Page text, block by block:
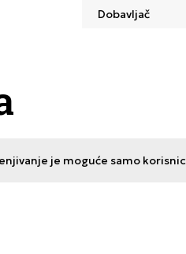
Dobavljač
je moguće samo